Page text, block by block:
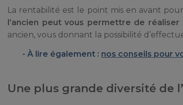
La rentabilité est le point mis en avant
l’ancien peut vous permettre de
ancien, vous donnant la possibilité
À lire également : nos conseils pour
Une plus grande diversité de